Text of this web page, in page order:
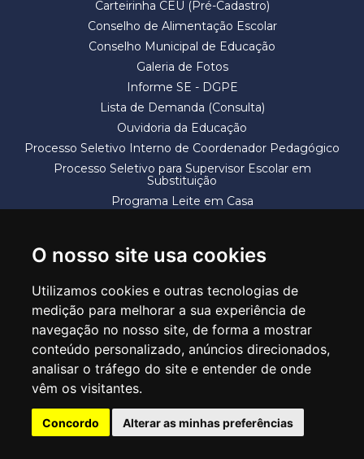
O nosso site usa cookies
Utilizamos cookies e outras tecnologias de
medição para melhorar a sua experiência de
navegação no nosso site, de forma a mostrar
conteúdo personalizado, anúncios direcionados,
analisar o tráfego do site e entender de onde
vêm os visitantes.
Concordo Alterar as minhas preferências
Carteirinha CEU (Pré-Cadastro)
Conselho de Alimentação Escolar
Conselho Municipal de Educação
Galeria de Fotos
Informe SE - DGPE
Lista de Demanda (Consulta)
Ouvidoria da Educação
Processo Seletivo Interno de Coordenador Pedagógico
Processo Seletivo para Supervisor Escolar em
Substituição
Programa Leite em Casa
SECRETARIA DE EDUCAÇÃO
Rua Claudino Barbosa, 313 - Macedo - Guarulhos/SP CEP 07113-040
Central de Atendimento: *55 11 2475-7300